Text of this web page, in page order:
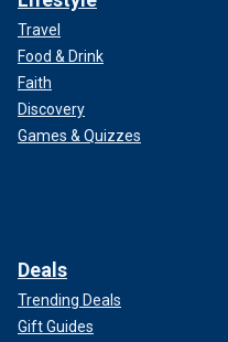
Travel
Food & Drink
Faith
Discovery
Games & Quizzes
Deals
Trending Deals
Gift Guides